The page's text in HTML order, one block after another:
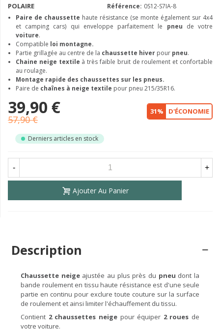
POLAIRE Référence: 0S12-S7IA-8
Paire de chaussette haute résistance (se monte également sur 4x4
et camping cars) qui enveloppe parfaitement le pneu de votre
voiture.
Compatible loi montagne.
Partie grillagée au centre de la chaussette hiver pour pneu.
Chaine neige textile à très faible bruit de roulement et confortable
au roulage.
Montage rapide des chaussettes sur les pneus.
Paire de chaînes à neige textile pour pneu 215/35R16.
39,90 €
57,90 €
31% D'ÉCONOMIE
Derniers articles en stock
- +
Ajouter Au Panier
Description
Chaussette neige ajustée au plus près du pneu dont la
bande roulement en tissu haute résistance est d'une seule
partie en continu pour exclure toute couture sur la surface
de roulement et ainsi limiter l'échauffement du tissu.
Contient 2 chaussettes neigepour équiper 2 roues de
votre voiture.